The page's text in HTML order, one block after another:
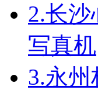
2.长沙
写真机
3.永州